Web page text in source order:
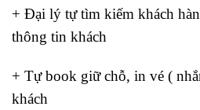
+ Đại lý tự tìm kiếm khách
thông tin khách
+ Tự book giữ chỗ, in vé (
khách